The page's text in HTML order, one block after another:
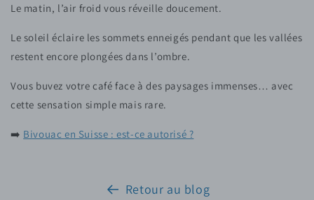
Le matin, l’air froid vous réveille doucement.
Le soleil éclaire les sommets enneigés pendant que les vallées
restent encore plongées dans l’ombre.
Vous buvez votre café face à des paysages immenses… avec
cette sensation simple mais rare.
➡️ Bivouac en Suisse : est-ce autorisé ?
Retour au blog